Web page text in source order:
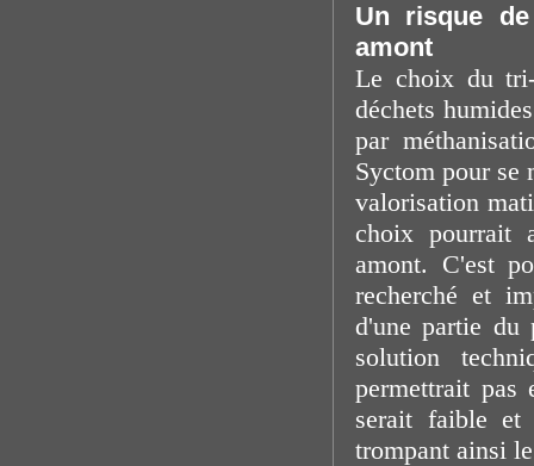
Un risque
amont
Le choix du
déchets
par
Syctom pour se
valorisation
choix pourrait
amont. C'est
recherché et
d'une partie du
solution
permettrait
serait faible et
trompant ainsi